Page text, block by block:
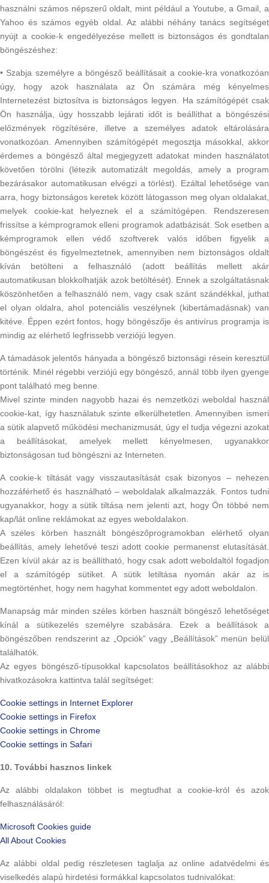
használni számos népszerű oldalt, mint például a Youtube, a Gmail, a
Yahoo és számos egyéb oldal. Az alábbi néhány tanács segítséget
nyújt a cookie-k engedélyezése mellett is biztonságos és gondtalan
böngészéshez:
• Szabja személyre a böngésző beállításait a cookie-kra vonatkozóan
úgy, hogy azok használata az Ön számára még kényelmes
Internetezést biztosítva is biztonságos legyen. Ha számítógépét csak
Ön használja, úgy hosszabb lejárati időt is beállíthat a böngészési
előzmények rögzítésére, illetve a személyes adatok eltárolására
vonatkozóan. Amennyiben számítógépét megosztja másokkal, akkor
érdemes a böngésző által megjegyzett adatokat minden használatot
követően törölni (létezik automatizált megoldás, amely a program
bezárásakor automatikusan elvégzi a törlést). Ezáltal lehetősége van
arra, hogy biztonságos keretek között látogasson meg olyan oldalakat,
melyek cookie-kat helyeznek el a számítógépen. Rendszeresen
frissítse a kémprogramok elleni programok adatbázisát. Sok esetben a
kémprogramok ellen védő szoftverek valós időben figyelik a
böngészést és figyelmeztetnek, amennyiben nem biztonságos oldalt
kíván betölteni a felhasználó (adott beállítás mellett akár
automatikusan blokkolhatják azok betöltését). Ennek a szolgáltatásnak
köszönhetően a felhasználó nem, vagy csak szánt szándékkal, juthat
el olyan oldalra, ahol potenciális veszélynek (kibertámadásnak) van
kitéve. Éppen ezért fontos, hogy böngészője és antivírus programja is
mindig az elérhető legfrissebb verziójú legyen.
A támadások jelentős hányada a böngésző biztonsági résein keresztül
történik. Minél régebbi verziójú egy böngésző, annál több ilyen gyenge
pont található meg benne.
Mivel szinte minden nagyobb hazai és nemzetközi weboldal használ
cookie-kat, így használatuk szinte elkerülhetetlen. Amennyiben ismeri
a sütik alapvető működési mechanizmusát, úgy el tudja végezni azokat
a beállításokat, amelyek mellett kényelmesen, ugyanakkor
biztonságosan tud böngészni az Interneten.
A cookie-k tiltását vagy visszautasítását csak bizonyos – nehezen
hozzáférhető és használható – weboldalak alkalmazzák. Fontos tudni
ugyanakkor, hogy a sütik tiltása nem jelenti azt, hogy Ön többé nem
kap/lát online reklámokat az egyes weboldalakon.
A széles körben használt böngészőprogramokban elérhető olyan
beállítás, amely lehetővé teszi adott cookie permanenst elutasítását.
Ezen kívül akár az is beállítható, hogy csak adott weboldaltól fogadjon
el a számítógép sütiket. A sütik letiltása nyomán akár az is
megtörténhet, hogy nem hagyhat kommentet egy adott weboldalon.
Manapság már minden széles körben használt böngésző lehetőséget
kínál a sütikezelés személyre szabására. Ezek a beállítások a
böngészőben rendszerint az „Opciók” vagy „Beállítások” menün belül
találhatók.
Az egyes böngésző-típusokkal kapcsolatos beállításokhoz az alábbi
hivatkozásokra kattintva talál segítséget:
Cookie settings in Internet Explorer
Cookie settings in Firefox
Cookie settings in Chrome
Cookie settings in Safari
10. További hasznos linkek
Az alábbi oldalakon többet is megtudhat a cookie-król és azok
felhasználásáról:
Microsoft Cookies guide
All About Cookies
Az alábbi oldal pedig részletesen taglalja az online adatvédelmi és
viselkedés alapú hirdetési formákkal kapcsolatos tudnivalókat: